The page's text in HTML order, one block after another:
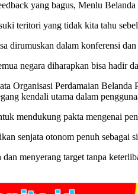
yang bagus, Menlu
teritori yang tidak kita tahu
dirumuskan dalam konferensi
negara diharapkan bisa hadir
Organisasi Perdamaian
kendali utama dalam
mendukung pakta mengenai
senjata otonom penuh sebagai
menyerang target tanpa